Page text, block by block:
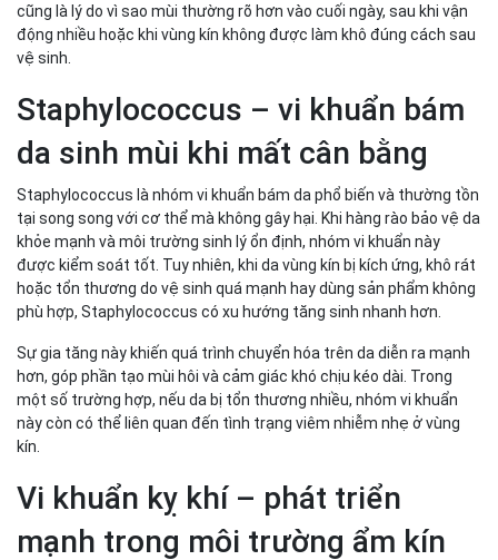
cũng là lý do vì sao mùi thường rõ hơn vào cuối ngày, sau khi vận
động nhiều hoặc khi vùng kín không được làm khô đúng cách sau
vệ sinh.
Staphylococcus – vi khuẩn bám
da sinh mùi khi mất cân bằng
Staphylococcus là nhóm vi khuẩn bám da phổ biến và thường tồn
tại song song với cơ thể mà không gây hại. Khi hàng rào bảo vệ da
khỏe mạnh và môi trường sinh lý ổn định, nhóm vi khuẩn này
được kiểm soát tốt. Tuy nhiên, khi da vùng kín bị kích ứng, khô rát
hoặc tổn thương do vệ sinh quá mạnh hay dùng sản phẩm không
phù hợp, Staphylococcus có xu hướng tăng sinh nhanh hơn.
Sự gia tăng này khiến quá trình chuyển hóa trên da diễn ra mạnh
hơn, góp phần tạo mùi hôi và cảm giác khó chịu kéo dài. Trong
một số trường hợp, nếu da bị tổn thương nhiều, nhóm vi khuẩn
này còn có thể liên quan đến tình trạng viêm nhiễm nhẹ ở vùng
kín.
Vi khuẩn kỵ khí – phát triển
mạnh trong môi trường ẩm kín